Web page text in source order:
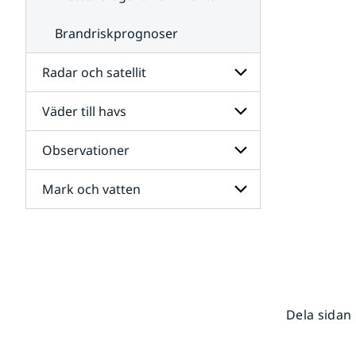
Brandriskprognoser
Radar och satellit
Undersidor
för
Radar
och
satellit
Väder till havs
Undersidor
för
Väder
till
havs
Observationer
Undersidor
för
Mark och vatten
Dela sidan